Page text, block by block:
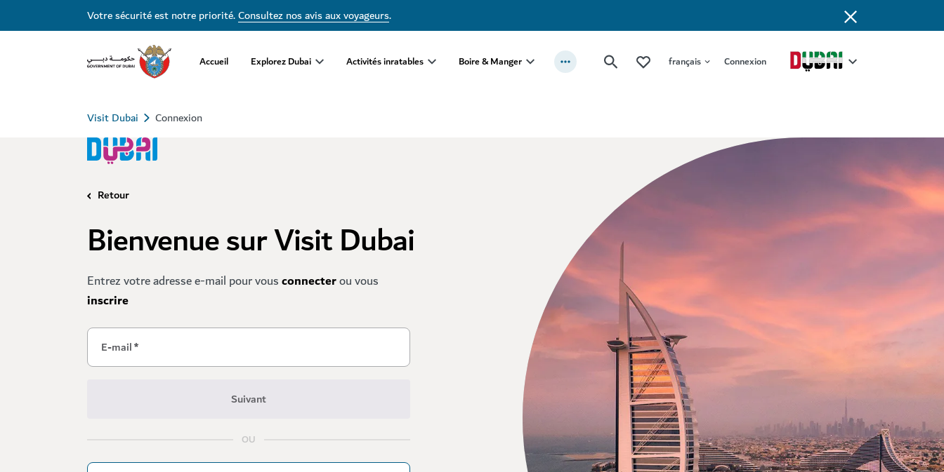
Votre sécurité est notre priorité.Consultez nos avis aux voyageurs.
Accueil Explorez Dubai Activités inratables Boire & Manger français Connexion
Visit Dubai Connexion
Retour
Bienvenue sur Visit Dubai
Entrez votre adresse e-mail pour vousconnecterou vous
inscrire
E-mail*
Suivant
OU